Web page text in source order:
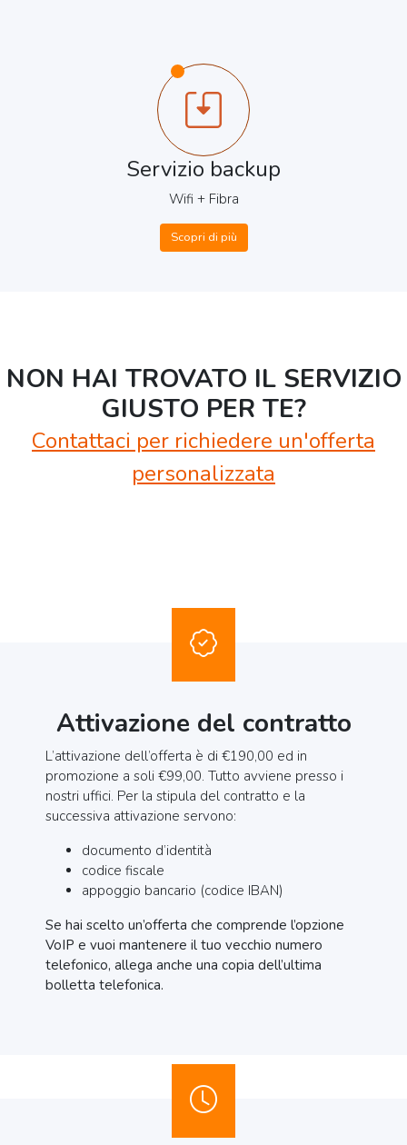
Servizio backup
Wifi + Fibra
Scopri di più
NON HAI TROVATO IL SERVIZIO
GIUSTO PER TE?
Contattaci per richiedere un'offerta
personalizzata
Attivazione del contratto
L’attivazione dell’offerta è di €190,00 ed in
promozione a soli €99,00. Tutto avviene presso i
nostri uffici. Per la stipula del contratto e la
successiva attivazione servono:
documento d’identità
codice fiscale
appoggio bancario (codice IBAN)
Se hai scelto un’offerta che comprende l’opzione
VoIP e vuoi mantenere il tuo vecchio numero
telefonico, allega anche una copia dell’ultima
bolletta telefonica.